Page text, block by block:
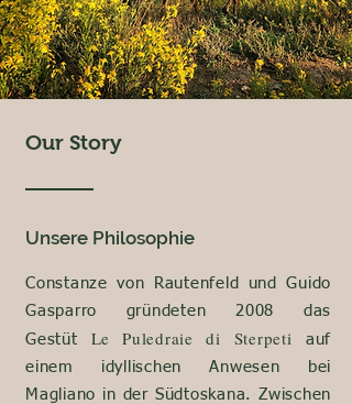
Our Story
Unsere Philosophie
Constanze von Rautenfeld und Guido
Gasparro gründeten 2008 das
Gestüt Le Puledraie di Sterpeti
auf
einem idyllischen Anwesen bei
Magliano in der Südtoskana. Zwischen